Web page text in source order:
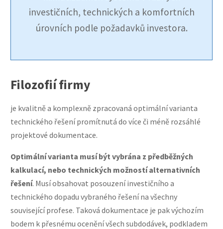
investičních, technických a komfortních
úrovních podle požadavků investora.
Filozofií firmy
je kvalitně a komplexně zpracovaná optimální varianta
technického řešení promítnutá do více či méně rozsáhlé
projektové dokumentace.
Optimální varianta musí být vybrána z předběžných
kalkulací, nebo technických možností alternativních
řešení. Musí obsahovat posouzení investičního a
technického dopadu vybraného řešení na všechny
související profese. Taková dokumentace je pak výchozím
bodem k přesnému ocenění všech subdodávek, podkladem